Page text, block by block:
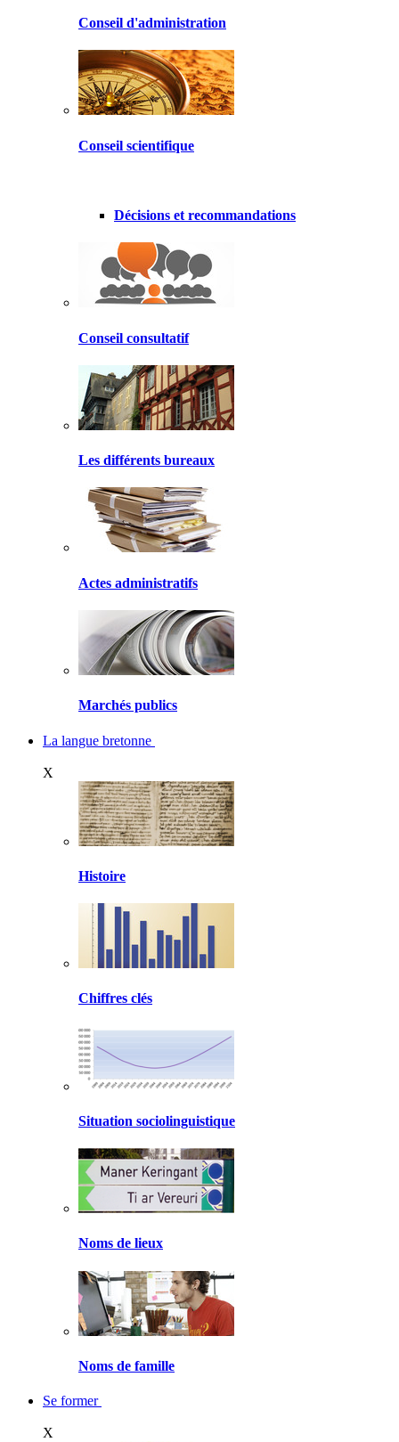
Conseil d'administration
Conseil scientifique
Décisions et recommandations
Conseil consultatif
Les différents bureaux
Actes administratifs
Marchés publics
La langue bretonne
X
Histoire
Chiffres clés
Situation sociolinguistique
Noms de lieux
Noms de famille
Se former
X